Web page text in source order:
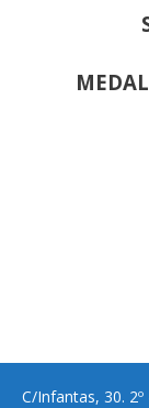
C/Infantas, 30.